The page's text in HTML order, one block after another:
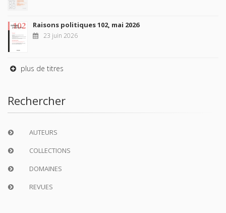
Raisons politiques 102, mai 2026
23 juin 2026
plus de titres
Rechercher
AUTEURS
COLLECTIONS
DOMAINES
REVUES